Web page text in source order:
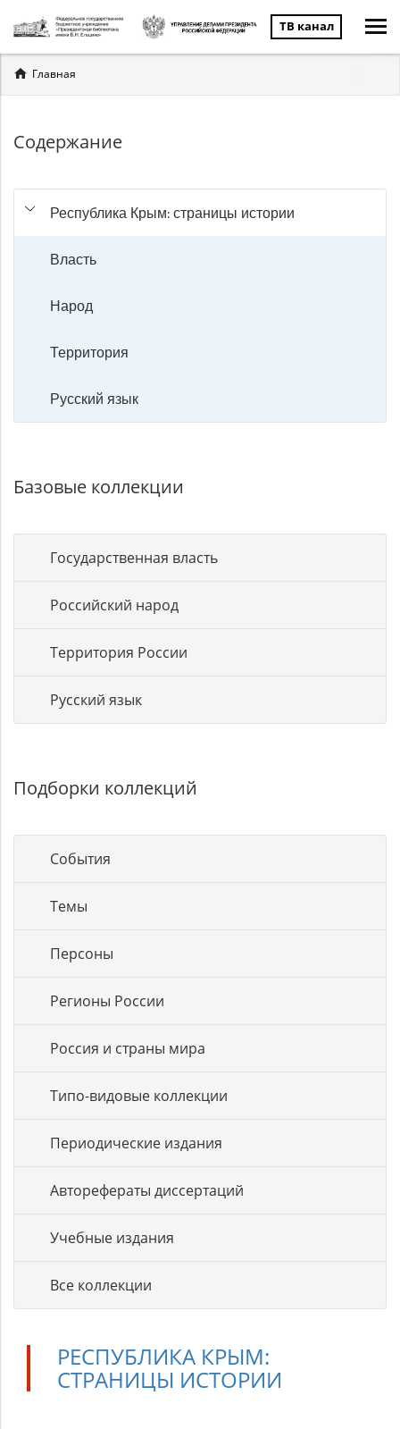
ТВ канал
Вы
здесь
Главная
Содержание
Республика Крым: страницы истории
Власть
Народ
Территория
Русский язык
Базовые коллекции
Государственная власть
Российский народ
Территория России
Русский язык
Подборки коллекций
События
Темы
Персоны
Регионы России
Россия и страны мира
Типо-видовые коллекции
Периодические издания
Авторефераты диссертаций
Учебные издания
Все коллекции
РЕСПУБЛИКА КРЫМ:
СТРАНИЦЫ ИСТОРИИ